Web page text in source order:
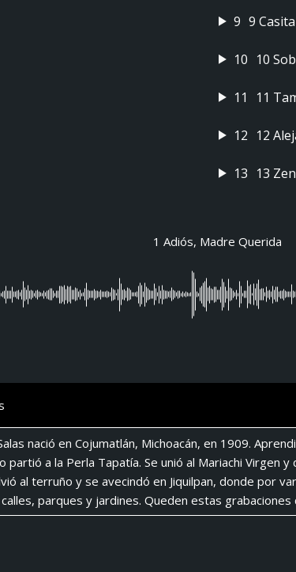
9 9
10 10
11 11
12 12
13 13
1 Adiós, Madre Querida
nació en Cojumatlán, Michoacán, en 1909.
partió a la Perla Tapatía. Se unió al Mariachi Virgen
al terruño y se avecindó en Jiquilpan, donde por
parques y jardines. Queden estas